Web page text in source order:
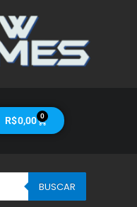
R$0,00 0
BUSCAR